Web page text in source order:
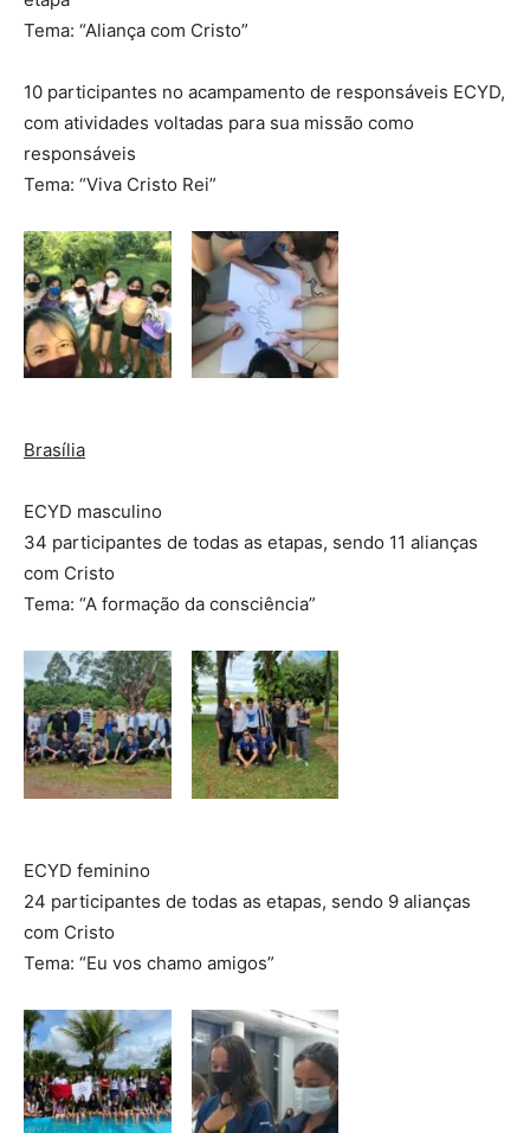
Tema: “Aliança com Cristo”
10 participantes no acampamento de responsáveis ECYD,
com atividades voltadas para sua missão como
responsáveis
Tema: “Viva Cristo Rei”
Brasília
ECYD masculino
34 participantes de todas as etapas, sendo 11 alianças
com Cristo
Tema: “A formação da consciência”
ECYD feminino
24 participantes de todas as etapas, sendo 9 alianças
com Cristo
Tema: “Eu vos chamo amigos”